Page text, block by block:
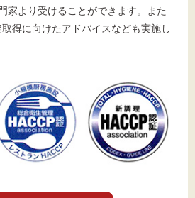
家より受けることができます。また
得に向けたアドバイスなども実施し